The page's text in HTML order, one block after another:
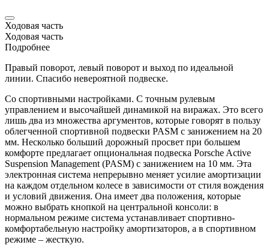
Ходовая часть
Ходовая часть
Подробнее
Правый поворот, левый поворот и выход по идеальной
линии. Спасибо невероятной подвеске.
Со спортивными настройками. С точным рулевым
управлением и высочайшей динамикой на виражах. Это всего
лишь два из множества аргументов, которые говорят в пользу
облегченной спортивной подвески PASM с занижением на 20
мм. Несколько больший дорожный просвет при большем
комфорте предлагает опциональная подвеска Porsche Active
Suspension Management (PASM) с занижением на 10 мм. Эта
электронная система непрерывно меняет усилие амортизации
на каждом отдельном колесе в зависимости от стиля вождения
и условий движения. Она имеет два положения, которые
можно выбрать кнопкой на центральной консоли: в
нормальном режиме система устанавливает спортивно-
комфортабельную настройку амортизаторов, а в спортивном
режиме – жесткую.